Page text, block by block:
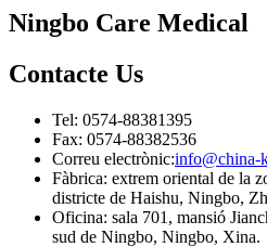
Ningbo Care Medical
Contacte Us
Tel: 0574-88381395
Fax: 0574-88382536
Correu electrònic:info@china-
Fàbrica: extrem oriental de la
districte de Haishu, Ningbo,
Oficina: sala 701, mansió
sud de Ningbo, Ningbo, Xina.